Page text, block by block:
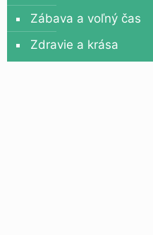
Zábava a voľný čas
Zdravie a krása